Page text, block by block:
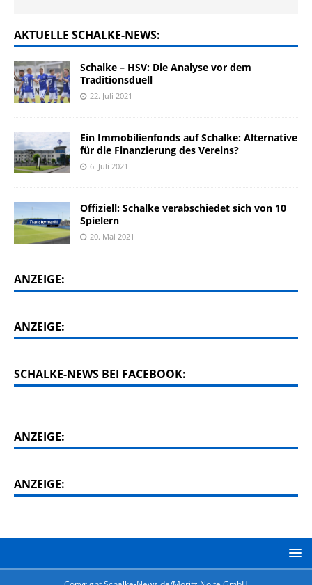
AKTUELLE SCHALKE-NEWS:
Schalke – HSV: Die Analyse vor dem
Traditionsduell
22. Juli 2021
Ein Immobilienfonds auf Schalke: Alternative
für die Finanzierung des Vereins?
6. Juli 2021
Offiziell: Schalke verabschiedet sich von 10
Spielern
20. Mai 2021
ANZEIGE:
ANZEIGE:
SCHALKE-NEWS BEI FACEBOOK:
ANZEIGE:
ANZEIGE: